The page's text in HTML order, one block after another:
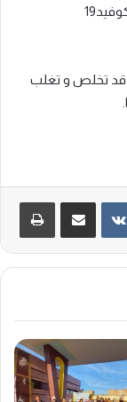
قد تخلص و تغلب
‏VKontakte